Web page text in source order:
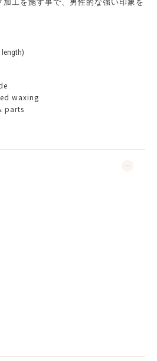
工を施す事で、男性的な強い印象を
waxing
parts